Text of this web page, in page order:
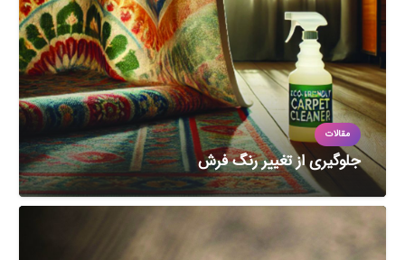
مقالات
جلوگیری از تغییر رنگ فرش